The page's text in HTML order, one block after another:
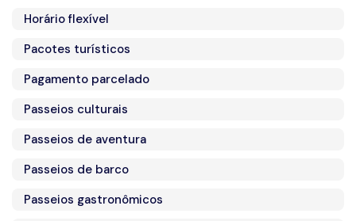
Horário flexível
Pacotes turísticos
Pagamento parcelado
Passeios culturais
Passeios de aventura
Passeios de barco
Passeios gastronômicos